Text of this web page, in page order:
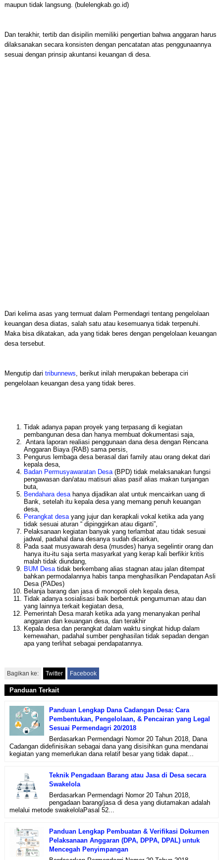
maupun tidak langsung. (bulelengkab.go.id)
Dan terakhir, tertib dan disipilin memiliki pengertian bahwa anggaran harus
dilaksanakan secara konsisten dengan pencatatan atas penggunaannya
sesuai dengan prinsip akuntansi keuangan di desa.
Dari kelima asas yang termuat dalam Permendagri tentang pengelolaan
keuangan desa diatas, salah satu atau kesemuanya tidak terpenuhi.
Maka bisa dikatakan, ada yang tidak beres dengan pengelolaan keuangan
desa tersebut.
Mengutip dari tribunnews, berikut inilah merupakan beberapa ciri
pengelolaan keuangan desa yang tidak beres.
Tidak adanya papan proyek yang terpasang di kegiatan
pembangunan desa dan hanya membuat dokumentasi saja,
Antara laporan realiasi penggunaan dana desa dengan Rencana
Anggaran Biaya (RAB) sama persis,
Pengurus lembaga desa berasal dari family atau orang dekat dari
kepala desa,
Badan Permusyawaratan Desa(BPD) tidak melaksanakan fungsi
pengawasan dan/atau matisuri alias pasif alias makan tunjangan
buta,
Bendahara desahanya dijadikan alat untuk mencairkan uang di
Bank, setelah itu kepala desa yang memang penuh keuangan
desa,
Perangkat desayang jujur dan kerapkali vokal ketika ada yang
tidak sesuai aturan “ dipinggirkan atau diganti”,
Pelaksanaan kegiatan banyak yang terlambat atau tidak sesuai
jadwal, padahal dana desanya sudah dicairkan,
Pada saat musyawarah desa (musdes) hanya segelintir orang dan
hanya itu-itu saja serta masyarkat yang kerap kali berfikir kritis
malah tidak diundang,
BUM Desatidak berkembang alias stagnan atau jalan ditempat
bahkan permodalannya habis tanpa menghasilkan Pendapatan Asli
Desa (PADes)
Belanja barang dan jasa di monopoli oleh kepala desa,
Tidak adanya sosialisasi baik berbentuk pengumuman atau dan
yang lainnya terkait kegiatan desa,
Pemerintah Desa marah ketika ada yang menanyakan perihal
anggaran dan keuangan desa, dan terakhir
Kepala desa dan perangkat dalam waktu singkat hidup dalam
kemewahan, padahal sumber penghasilan tidak sepadan dengan
apa yang terlihat sebagai pendapatannya.
Bagikan ke: Twitter Facebook
Panduan Terkait
Panduan Lengkap Dana Cadangan Desa: Cara
Pembentukan, Pengelolaan, & Pencairan yang Legal
Sesuai Permendagri 20/2018
Berdasarkan Permendagri Nomor 20 Tahun 2018, Dana
Cadangan didefinisikan sebagai dana yang disisihkan guna mendanai
kegiatan yang memerlukan dana relatif besar yang tidak dapat...
Teknik Pengadaan Barang atau Jasa di Desa secara
Swakelola
Berdasarkan Permendagri Nomor 20 Tahun 2018,
pengadaan barang/jasa di desa yang diutamakan adalah
melalui metode swakelolaPasal 52...
Panduan Lengkap Pembuatan & Verifikasi Dokumen
Pelaksanaan Anggaran (DPA, DPPA, DPAL) untuk
Mencegah Penyimpangan